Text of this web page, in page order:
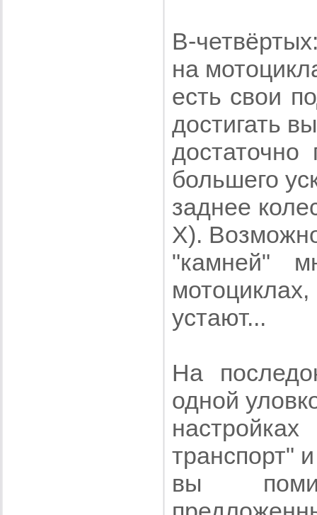
В-
на
есть свои
достигать
большего
заднее
X).
"камней"
устают...
На
одной
транспорт"
вы